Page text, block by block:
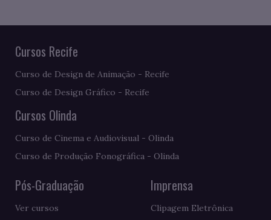
Cursos Recife
Curso de Design de Animação - Recife
Curso de Design Gráfico - Recife
Cursos Olinda
Curso de Cinema e Audiovisual - Olinda
Curso de Produção Fonográfica - Olinda
Pós-Graduação
Ver cursos
Imprensa
Clipagem Eletrônica